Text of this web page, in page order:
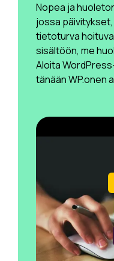
Nopea ja
jossa
tietoturva
sisältöön, me
Aloita
tänään WP.onen